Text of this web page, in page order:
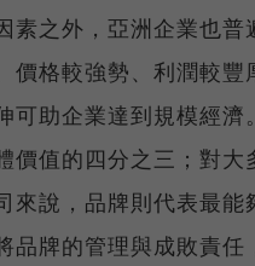
素之外，亞洲企業也
價格較強勢、利潤較
可助企業達到規模經
價值的四分之三；對
來說，品牌則代表最
品牌的管理與成敗責任